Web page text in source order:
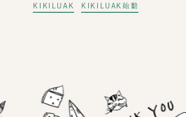
KIKILUAK KIKILUAK始動